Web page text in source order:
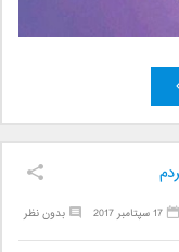
بدون نظر 17 سپتامبر 2017